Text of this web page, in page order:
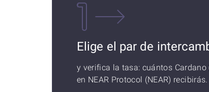
Elige el par de
y verifica la tasa: cuántos Cardano
en NEAR Protocol (NEAR) recibirás.